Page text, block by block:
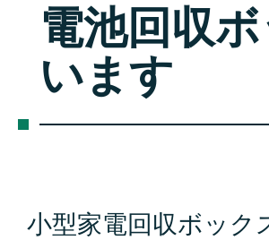
電池回収
います
小型家電回収ボック